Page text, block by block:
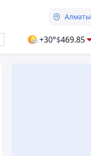
Алматы
+30°$469.85